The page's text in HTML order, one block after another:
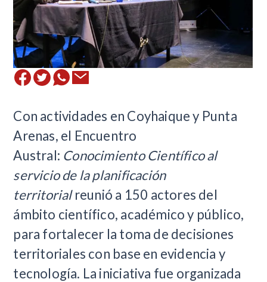
Con actividades en Coyhaique y Punta
Arenas, el Encuentro
Austral: Conocimiento Científico al
servicio de la planificación
territorialreunió a 150 actores del
ámbito científico, académico y público,
para fortalecer la toma de decisiones
territoriales con base en evidencia y
tecnología. La iniciativa fue organizada